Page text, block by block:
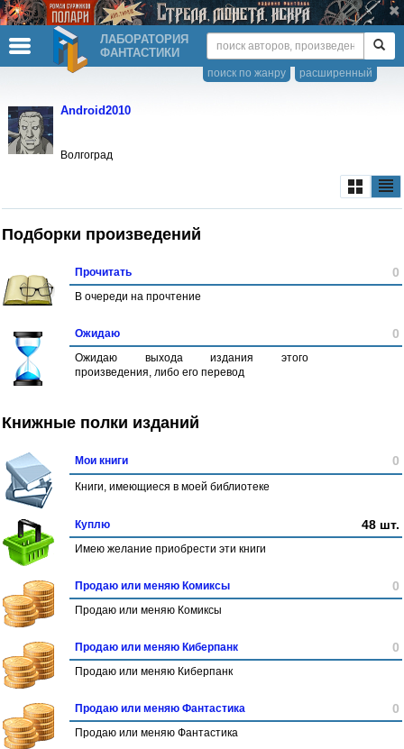
ЛАБОРАТОРИЯ
ФАНТАСТИКИ
расширенный
поиск по жанру
Android2010
Волгоград
Подборки произведений
Прочитать 0
В очереди на прочтение
Ожидаю 0
Ожидаю выхода издания этого
произведения, либо его перевод
Книжные полки изданий
Мои книги 0
Книги, имеющиеся в моей библиотеке
Куплю 48 шт.
Имею желание приобрести эти книги
Продаю или меняю Комиксы 0
Продаю или меняю Комиксы
Продаю или меняю Киберпанк 0
Продаю или меняю Киберпанк
Продаю или меняю Фантастика 0
Продаю или меняю Фантастика